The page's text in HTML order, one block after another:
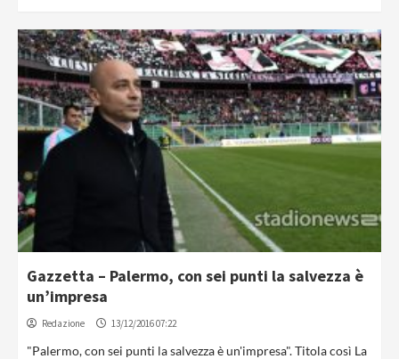
Gazzetta – Palermo, con sei punti la salvezza è
un’impresa
Redazione 13/12/2016 07:22
"Palermo, con sei punti la salvezza è un'impresa". Titola così La